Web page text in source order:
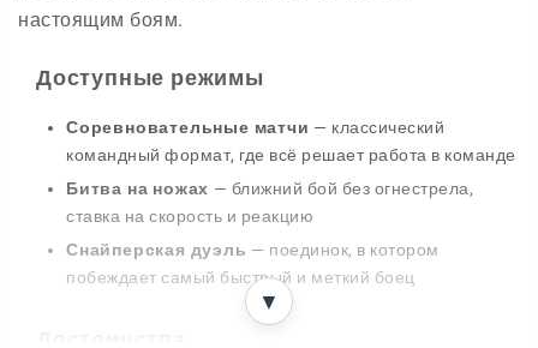
настоящим боям.
Доступные режимы
Соревновательные матчи — классический
командный формат, где всё решает работа в команде
Битва на ножах — ближний бой без огнестрела,
ставка на скорость и реакцию
Снайперская дуэль — поединок, в котором
побеждает самый быстрый и меткий боец
▼